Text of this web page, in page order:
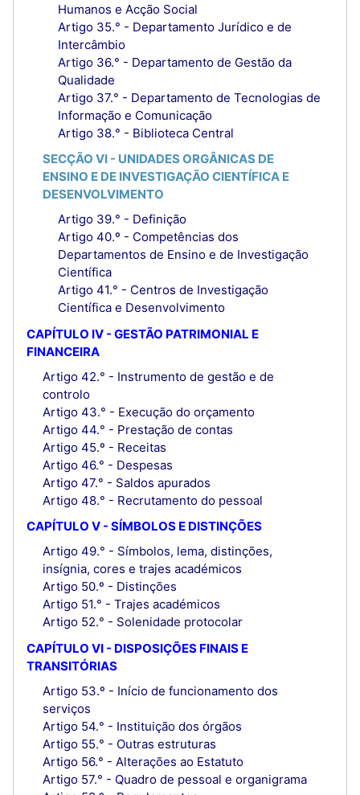
Humanos e Acção Social
Artigo 35.° - Departamento Jurídico e de
Intercâmbio
Artigo 36.° - Departamento de Gestão da
Qualidade
Artigo 37.° - Departamento de Tecnologias de
Informação e Comunicação
Artigo 38.° - Biblioteca Central
SECÇÃO VI - UNIDADES ORGÂNICAS DE
ENSINO E DE INVESTIGAÇÃO CIENTÍFICA E
DESENVOLVIMENTO
Artigo 39.° - Definição
Artigo 40.º - Competências dos
Departamentos de Ensino e de Investigação
Científica
Artigo 41.° - Centros de Investigação
Científica e Desenvolvimento
CAPÍTULO IV - GESTÃO PATRIMONIAL E
FINANCEIRA
Artigo 42.° - Instrumento de gestão e de
controlo
Artigo 43.° - Execução do orçamento
Artigo 44.° - Prestação de contas
Artigo 45.º - Receitas
Artigo 46.° - Despesas
Artigo 47.° - Saldos apurados
Artigo 48.° - Recrutamento do pessoal
CAPÍTULO V - SÍMBOLOS E DISTINÇÕES
Artigo 49.° - Símbolos, lema, distinções,
insígnia, cores e trajes académicos
Artigo 50.º - Distinções
Artigo 51.° - Trajes académicos
Artigo 52.° - Solenidade protocolar
CAPÍTULO VI - DISPOSIÇÕES FINAIS E
TRANSITÓRIAS
Artigo 53.º - Início de funcionamento dos
serviços
Artigo 54.° - Instituição dos órgãos
Artigo 55.° - Outras estruturas
Artigo 56.° - Alterações ao Estatuto
Artigo 57.° - Quadro de pessoal e organigrama